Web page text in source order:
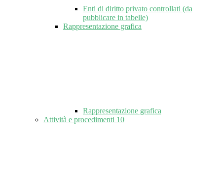
Enti di diritto privato controllati (da
pubblicare in tabelle)
Rappresentazione grafica
Rappresentazione grafica
Attività e procedimenti 10